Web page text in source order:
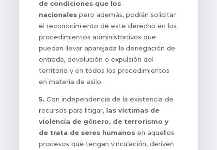
de condiciones que los
nacionales pero además, podrán solicitar
el reconocimiento de este derecho en los
procedimientos administrativos que
puedan llevar aparejada la denegación de
entrada, devolución o expulsión del
territorio y en todos los procedimientos
en materia de asilo.
5. Con independencia de la existencia de
recursos para litigar, las víctimas de
violencia de género, de terrorismo y
de trata de seres humanos en aquellos
procesos que tengan vinculación, deriven